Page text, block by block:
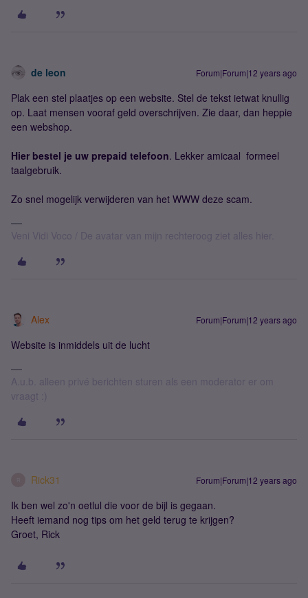
de leon Forum|Forum|12 years ago
Plak een stel plaatjes op een website. Stel de tekst ietwat knullig
op. Laat mensen vooraf geld overschrijven. Zie daar, dan heppie
een webshop.
Hier bestel je uw prepaid telefoon. Lekker amicaal formeel
taalgebruik.
Zo snel mogelijk verwijderen van het WWW deze scam.
Veni Vidi Voco / De avatar van mijn rechteroog ziet alles hier.
Alex Forum|Forum|12 years ago
Website is inmiddels uit de lucht
A.u.b. alleen privé berichten sturen als een moderator er om
vraagt :)
Rick31 Forum|Forum|12 years ago
Ik ben wel zo'n oetlul die voor de bijl is gegaan.
Heeft iemand nog tips om het geld terug te krijgen?
Groet, Rick